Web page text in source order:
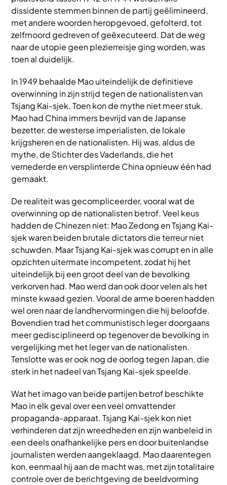
dissidente stemmen binnen de partij geëlimineerd,
met andere woorden heropgevoed, gefolterd, tot
zelfmoord gedreven of geëxecuteerd. Dat de weg
naar de utopie geen plezierreisje ging worden, was
toen al duidelijk.
In 1949 behaalde Mao uiteindelijk de definitieve
overwinning in zijn strijd tegen de nationalisten van
Tsjang Kai-sjek. Toen kon de mythe niet meer stuk.
Mao had China immers bevrijd van de Japanse
bezetter, de westerse imperialisten, de lokale
krijgsheren en de nationalisten. Hij was, aldus de
mythe, de Stichter des Vaderlands, die het
vernederde en versplinterde China opnieuw één had
gemaakt.
De realiteit was gecompliceerder, vooral wat de
overwinning op de nationalisten betrof. Veel keus
hadden de Chinezen niet: Mao Zedong en Tsjang Kai-
sjek waren beiden brutale dictators die terreur niet
schuwden. Maar Tsjang Kai-sjek was corrupt en in alle
opzichten uitermate incompetent, zodat hij het
uiteindelijk bij een groot deel van de bevolking
verkorven had. Mao werd dan ook door velen als het
minste kwaad gezien. Vooral de arme boeren hadden
wel oren naar de landhervormingen die hij beloofde.
Bovendien trad het communistisch leger doorgaans
meer gedisciplineerd op tegenover de bevolking in
vergelijking met het leger van de nationalisten.
Tenslotte was er ook nog de oorlog tegen Japan, die
sterk in het nadeel van Tsjang Kai-sjek speelde.
Wat het imago van beide partijen betrof beschikte
Mao in elk geval over een veel omvattender
propaganda-apparaat. Tsjang Kai-sjek kon niet
verhinderen dat zijn wreedheden en zijn wanbeleid in
een deels onafhankelijke pers en door buitenlandse
journalisten werden aangeklaagd. Mao daarentegen
kon, eenmaal hij aan de macht was, met zijn totalitaire
controle over de berichtgeving de beeldvorming